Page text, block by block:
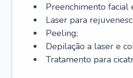
Preenchimento facial
Laser para
Peeling;
Depilação a laser e
Tratamento para